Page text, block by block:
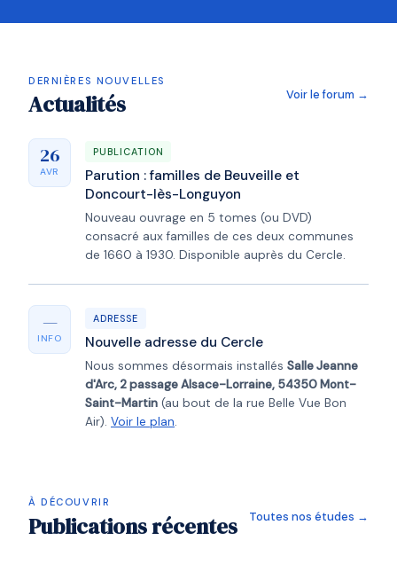
DERNIÈRES NOUVELLES
Actualités Voir le forum →
26
AVR
PUBLICATION
Parution : familles de Beuveille et
Doncourt-lès-Longuyon
Nouveau ouvrage en 5 tomes (ou DVD)
consacré aux familles de ces deux communes
de 1660 à 1930. Disponible auprès du Cercle.
—
INFO
ADRESSE
Nouvelle adresse du Cercle
Nous sommes désormais installés Salle Jeanne
d'Arc, 2 passage Alsace-Lorraine, 54350 Mont-
Saint-Martin (au bout de la rue Belle Vue Bon
Air). Voir le plan.
À DÉCOUVRIR
Publications récentes Toutes nos études →